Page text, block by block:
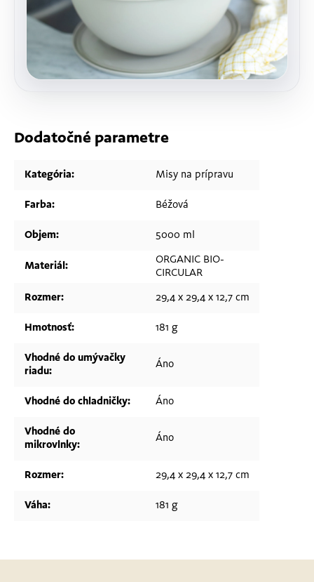
Dodatočné parametre
Kategória: Misy na prípravu
Farba: Béžová
Objem: 5000 ml
Materiál:
ORGANIC BIO-
CIRCULAR
Rozmer: 29,4 x 29,4 x 12,7 cm
Hmotnosť: 181 g
Vhodné do umývačky
riadu:
Áno
Vhodné do chladničky: Áno
Vhodné do
mikrovlnky:
Áno
Rozmer: 29,4 x 29,4 x 12,7 cm
Váha: 181 g